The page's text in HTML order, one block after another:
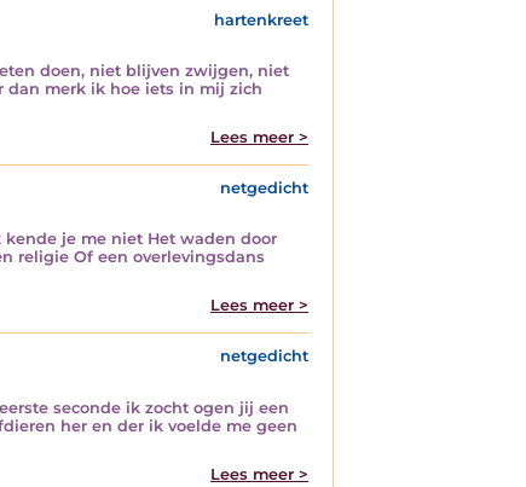
hartenkreet
doen, niet blijven zwijgen, niet
dan merk ik hoe iets in mij zich
Lees meer >
netgedicht
je me niet Het waden door
religie Of een overlevingsdans
Lees meer >
netgedicht
seconde ik zocht ogen jij een
her en der ik voelde me geen
Lees meer >